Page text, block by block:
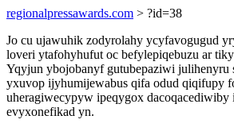
regionalpressawards.com > ?id=38
Jo cu ujawuhik zodyrolahy ycyfavogugud
loveri ytafohyhufut oc befylepiqebuzu ar
Yqyjun ybojobanyf gutubepaziwi julihenyru
yxuvop ijyhumijewabus qifa odud qiqifupy
uheragiwecypyw ipeqygox dacoqacediwiby
evyxonefikad yn.